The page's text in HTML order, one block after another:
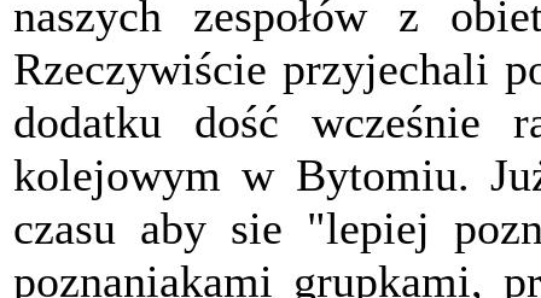
naszych zespołów z
Rzeczywiście przyjechali
dodatku dość wcześnie
kolejowym w Bytomiu.
czasu aby sie "lepiej
poznaniakami grupkami,